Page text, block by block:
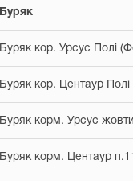
Буряк
Буряк кор. Урсус Полі
Буряк кор. Центаур
Буряк корм. Урсус
Буряк корм. Центаур